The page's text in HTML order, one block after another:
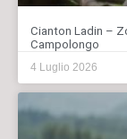
Cianton Ladin –
Campolongo
4 Luglio 2026